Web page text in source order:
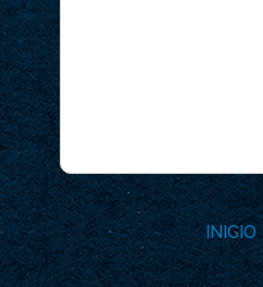
INICIO